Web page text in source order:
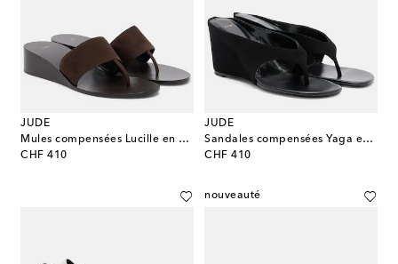
JUDE
Mules compensées Lucille en cuir
CHF 410
original price
JUDE
Sandales compensées Yaga en cuir
CHF 410
original price
nouveauté